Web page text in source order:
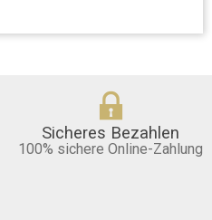
Sicheres Bezahlen
100% sichere Online-Zahlung